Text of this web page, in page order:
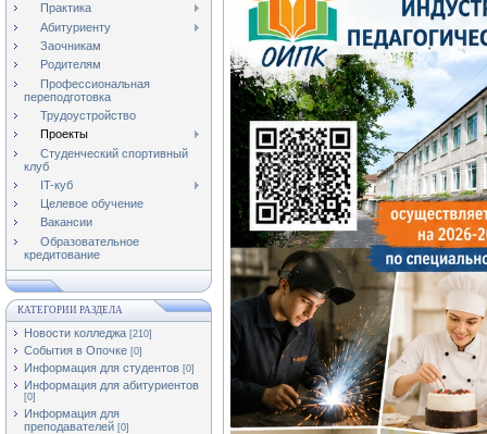
Практика
Абитуриенту
Заочникам
Родителям
Профессиональная
переподготовка
Трудоустройство
Проекты
Студенческий спортивный
клуб
IT-куб
Целевое обучение
Вакансии
Образовательное
кредитование
КАТЕГОРИИ РАЗДЕЛА
Новости колледжа [210]
События в Опочке [0]
Информация для студентов [0]
Информация для абитуриентов
[0]
Информация для
преподавателей [0]